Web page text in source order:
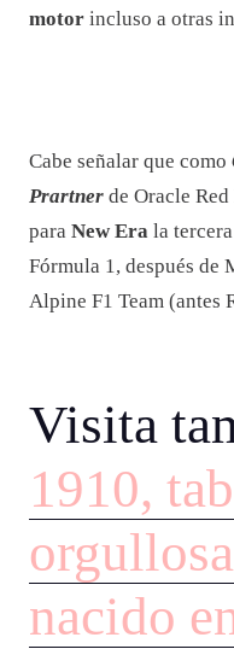
motor incluso a otras
Cabe señalar que como
Prartner de Oracle
para New Era la
Fórmula 1, después
Alpine F1 Team (antes
Visita
1910,
nacido